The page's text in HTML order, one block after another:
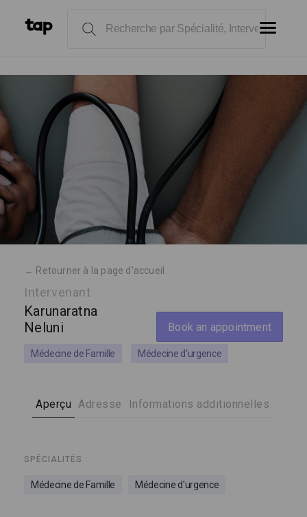
← Retourner à la page d'accueil
Intervenant
Book an appointment
Karunaratna
Neluni
Médecine de Famille Médecine d'urgence
Aperçu Adresse Informations additionnelles
SPÉCIALITÉS
Médecine de Famille Médecine d'urgence